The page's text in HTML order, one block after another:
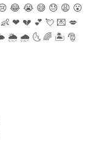
😂 😭 😅 😓 😩 😮
👶 ❤ 💔 💕 💘 💌 💋
🌦 🌧 🌜 🌈 🏝 🎅